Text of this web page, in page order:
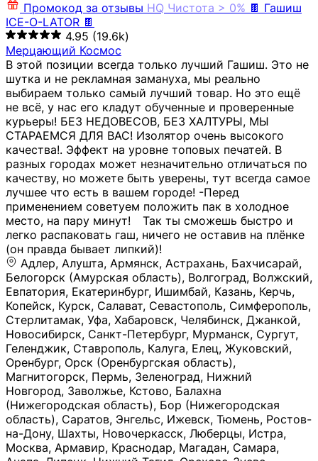
Промокод за отзывы HQ Чистота > 0% 🍫 Гашиш
ICE-O-LATOR 🍫
4.95 (19.6k)
Мерцающий Космос
В этой позиции всегда только лучший Гашиш. Это не
шутка и не рекламная замануха, мы реально
выбираем только самый лучший товар. Но это ещё
не всё, у нас его кладут обученные и проверенные
курьеры! БЕЗ НЕДОВЕСОВ, БЕЗ ХАЛТУРЫ, МЫ
СТАРАЕМСЯ ДЛЯ ВАС! Изолятор очень высокого
качества!. Эффект на уровне топовых печатей. В
разных городах может незначительно отличаться по
качеству, но можете быть уверены, тут всегда самое
лучшее что есть в вашем городе! -Перед
применением советуем положить пак в холодное
место, на пару минут!⠀ Так ты сможешь быстро и
легко распаковать гаш, ничего не оставив на плёнке
(он правда бывает липкий)!
Адлер, Алушта, Армянск, Астрахань, Бахчисарай,
Белогорск (Амурская область), Волгоград, Волжский,
Евпатория, Екатеринбург, Ишимбай, Казань, Керчь,
Копейск, Курск, Салават, Севастополь, Симферополь,
Стерлитамак, Уфа, Хабаровск, Челябинск, Джанкой,
Новосибирск, Санкт-Петербург, Мурманск, Сургут,
Геленджик, Ставрополь, Калуга, Елец, Жуковский,
Оренбург, Орск (Оренбургская область),
Магнитогорск, Пермь, Зеленоград, Нижний
Новгород, Заволжье, Кстово, Балахна
(Нижегородская область), Бор (Нижегородская
область), Саратов, Энгельс, Ижевск, Тюмень, Ростов-
на-Дону, Шахты, Новочеркасск, Люберцы, Истра,
Москва, Армавир, Краснодар, Магадан, Самара,